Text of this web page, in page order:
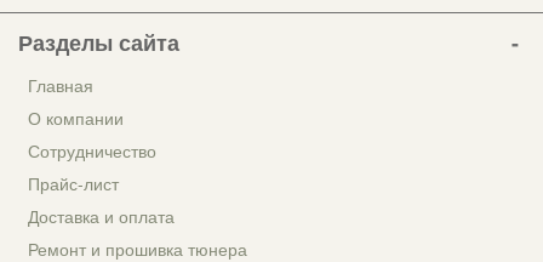
Разделы сайта
Главная
О компании
Сотрудничество
Прайс-лист
Доставка и оплата
Ремонт и прошивка тюнера